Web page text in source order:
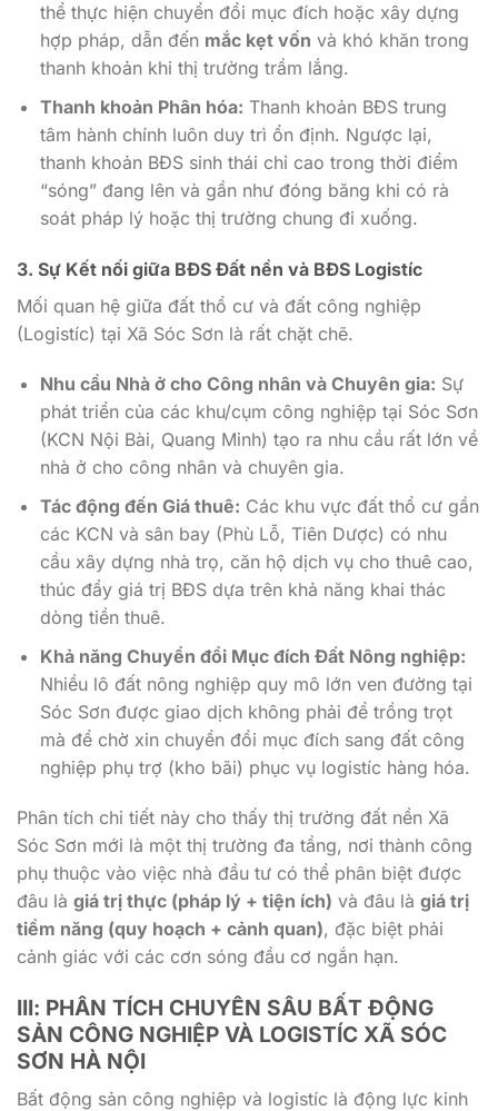
thể thực hiện chuyển đổi mục đích hoặc xây dựng
hợp pháp, dẫn đến mắc kẹt vốn và khó khăn trong
thanh khoản khi thị trường trầm lắng.
Thanh khoản Phân hóa: Thanh khoản BĐS trung
tâm hành chính luôn duy trì ổn định. Ngược lại,
thanh khoản BĐS sinh thái chỉ cao trong thời điểm
“sóng” đang lên và gần như đóng băng khi có rà
soát pháp lý hoặc thị trường chung đi xuống.
3. Sự Kết nối giữa BĐS Đất nền và BĐS Logistíc
Mối quan hệ giữa đất thổ cư và đất công nghiệp
(Logistíc) tại Xã Sóc Sơn là rất chặt chẽ.
Nhu cầu Nhà ở cho Công nhân và Chuyên gia: Sự
phát triển của các khu/cụm công nghiệp tại Sóc Sơn
(KCN Nội Bài, Quang Minh) tạo ra nhu cầu rất lớn về
nhà ở cho công nhân và chuyên gia.
Tác động đến Giá thuê: Các khu vực đất thổ cư gần
các KCN và sân bay (Phù Lỗ, Tiên Dược) có nhu
cầu xây dựng nhà trọ, căn hộ dịch vụ cho thuê cao,
thúc đẩy giá trị BĐS dựa trên khả năng khai thác
dòng tiền thuê.
Khả năng Chuyển đổi Mục đích Đất Nông nghiệp:
Nhiều lô đất nông nghiệp quy mô lớn ven đường tại
Sóc Sơn được giao dịch không phải để trồng trọt
mà để chờ xin chuyển đổi mục đích sang đất công
nghiệp phụ trợ (kho bãi) phục vụ logistíc hàng hóa.
Phân tích chi tiết này cho thấy thị trường đất nền Xã
Sóc Sơn mới là một thị trường đa tầng, nơi thành công
phụ thuộc vào việc nhà đầu tư có thể phân biệt được
đâu là giá trị thực (pháp lý + tiện ích) và đâu là giá trị
tiềm năng (quy hoạch + cảnh quan), đặc biệt phải
cảnh giác với các cơn sóng đầu cơ ngắn hạn.
III: PHÂN TÍCH CHUYÊN SÂU BẤT ĐỘNG
SẢN CÔNG NGHIỆP VÀ LOGISTÍC XÃ SÓC
SƠN HÀ NỘI
Bất động sản công nghiệp và logistíc là động lực kinh